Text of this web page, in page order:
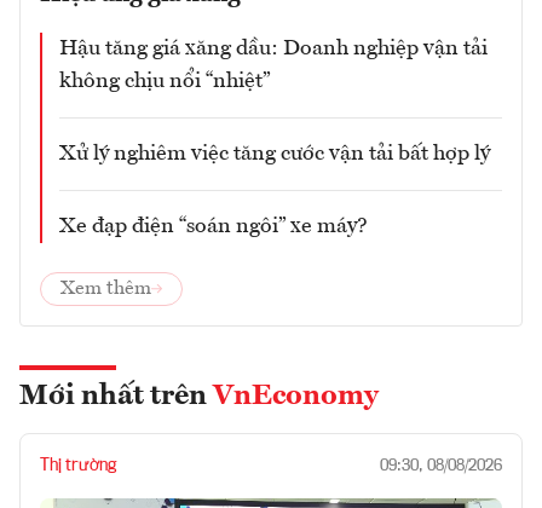
Hậu tăng giá xăng dầu: Doanh nghiệp vận tải
không chịu nổi “nhiệt”
Xử lý nghiêm việc tăng cước vận tải bất hợp lý
Xe đạp điện “soán ngôi” xe máy?
Xem thêm
Mới nhất trên VnEconomy
Thị trường 09:30, 08/08/2026